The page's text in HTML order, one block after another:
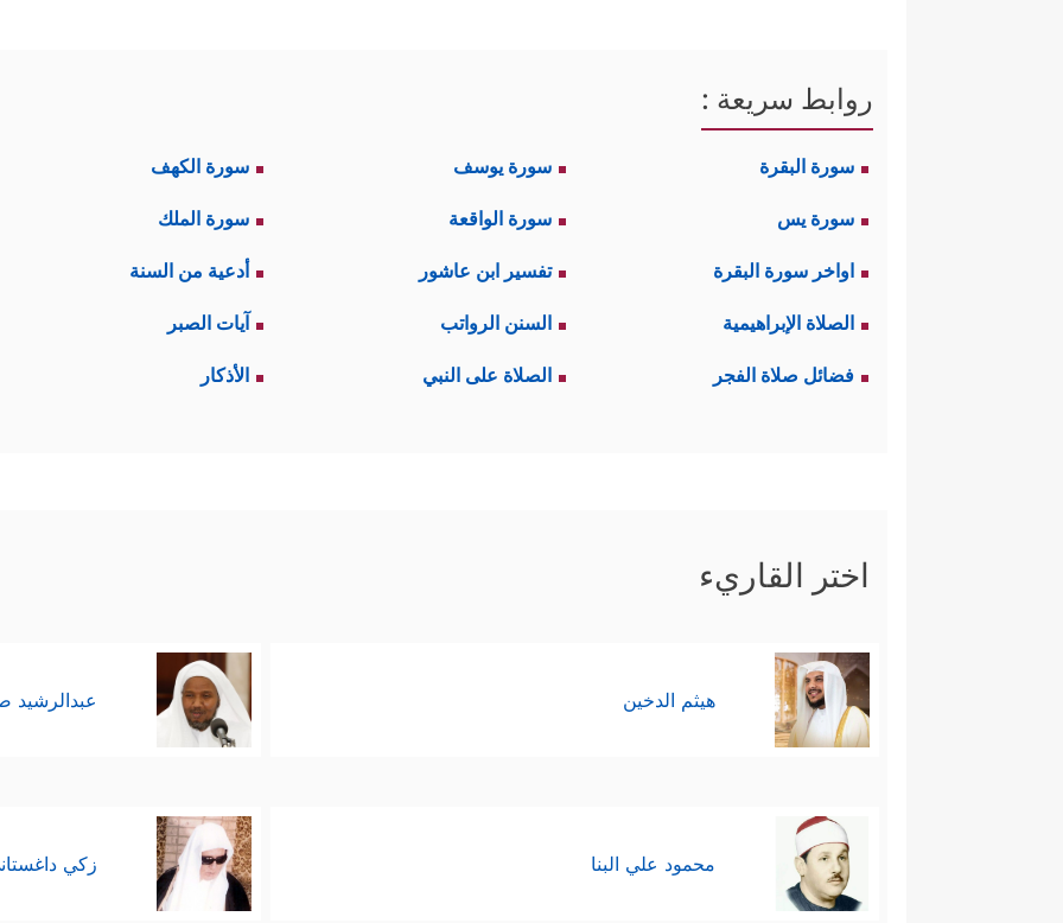
روابط سريعة :
سورة البقرة سورة يوسف سورة الكهف
سورة يس سورة الواقعة سورة الملك
اواخر سورة البقرة تفسير ابن عاشور أدعية من السنة
الصلاة الإبراهيمية السنن الرواتب آيات الصبر
فضائل صلاة الفجر الصلاة على النبي الأذكار
اختر القاريء
هيثم الدخين عبدالرشيد
محمود علي البنا زكي